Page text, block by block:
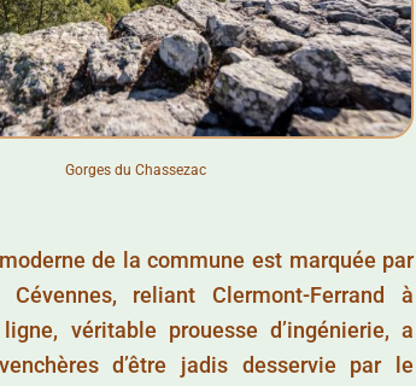
Gorges du Chassezac
de la commune est marquée par
reliant Clermont-Ferrand à
véritable prouesse d’ingénierie, a
d’être jadis desservie par le